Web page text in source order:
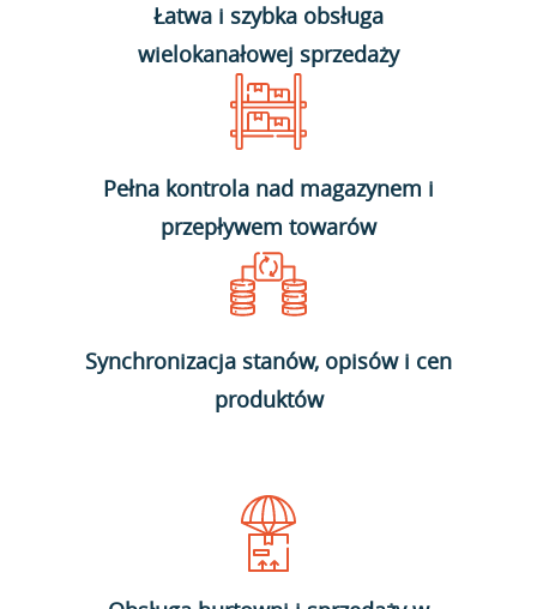
Łatwa i szybka obsługa
wielokanałowej sprzedaży
Pełna kontrola nad magazynem i
przepływem towarów
Synchronizacja stanów, opisów i cen
produktów